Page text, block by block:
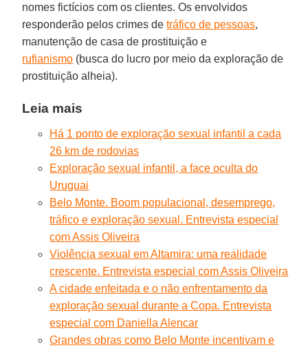
nomes fictícios com os clientes. Os envolvidos
responderão pelos crimes detráfico de pessoas,
manutenção de casa de prostituição e
rufianismo (busca do lucro por meio da exploração de
prostituição alheia).
Leia mais
Há 1 ponto de exploração sexual infantil a cada
26 km de rodovias
Exploração sexual infantil, a face oculta do
Uruguai
Belo Monte. Boom populacional, desemprego,
tráfico e exploração sexual. Entrevista especial
com Assis Oliveira
Violência sexual em Altamira: uma realidade
crescente. Entrevista especial com Assis Oliveira
A cidade enfeitada e o não enfrentamento da
exploração sexual durante a Copa. Entrevista
especial com Daniella Alencar
Grandes obras como Belo Monte incentivam e